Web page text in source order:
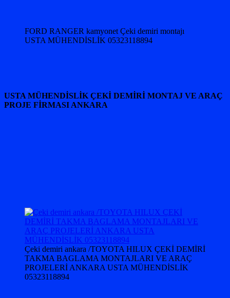
FORD RANGER kamyonet Çeki demiri montajı
USTA MÜHENDİSLİK 05323118894
USTA MÜHENDİSLİK ÇEKİ DEMİRİ MONTAJ VE ARAÇ
PROJE FİRMASI ANKARA
Çeki demiri ankara /TOYOTA HILUX ÇEKİ DEMİRİ
TAKMA BAGLAMA MONTAJLARI VE ARAÇ
PROJELERİ ANKARA USTA MÜHENDİSLİK
05323118894